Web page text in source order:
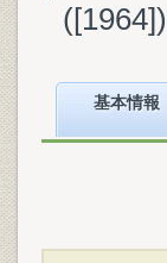
([1964])
基本情報